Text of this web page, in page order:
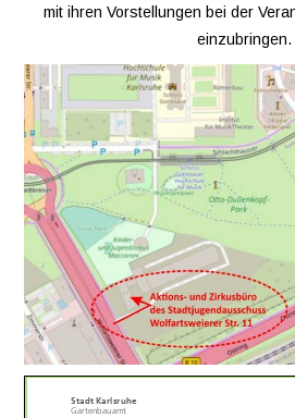
mit ihren Vorstellungen bei der
einzubringen.